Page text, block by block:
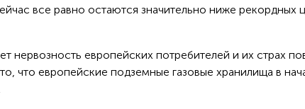
все равно остаются значительно ниже рекордных
нервозность европейских потребителей и их страх
что европейские подземные газовые хранилища в